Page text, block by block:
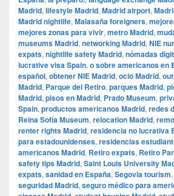
Madrid, lifestyle Madrid, Madrid airport,
Madrid nightlife, Malasaña foreigners,
mejores zonas para vivir, metro Madrid,
museums Madrid, networking Madrid, NIE
expats, nightlife safety Madrid, nómadas
lucrative visa Spain, o sobre americanos en
español, obtener NIE Madrid, ocio Madrid,
Madrid, Parque del Retiro, parques Madrid,
Madrid, pisos en Madrid, Prado Museum,
Spain, productos americanos Madrid, redes
Reina Sofía Museum, relocation Madrid,
renter rights Madrid, residencia no lucrativa
para estadounidenses, residencias
americanos Madrid, Retiro expats, Retiro
safety tips Madrid, Saint Louis University
expats, sanidad en España, Segovia tourism,
seguridad Madrid, seguro médico para